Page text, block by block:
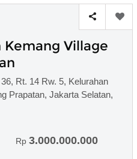
Village
Rt. 14 Rw. 5, Kelurahan
Prapatan, Jakarta Selatan,
Rp 3.000.000.000